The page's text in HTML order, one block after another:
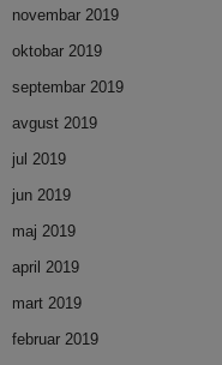
novembar 2019
oktobar 2019
septembar 2019
avgust 2019
jul 2019
jun 2019
maj 2019
april 2019
mart 2019
februar 2019